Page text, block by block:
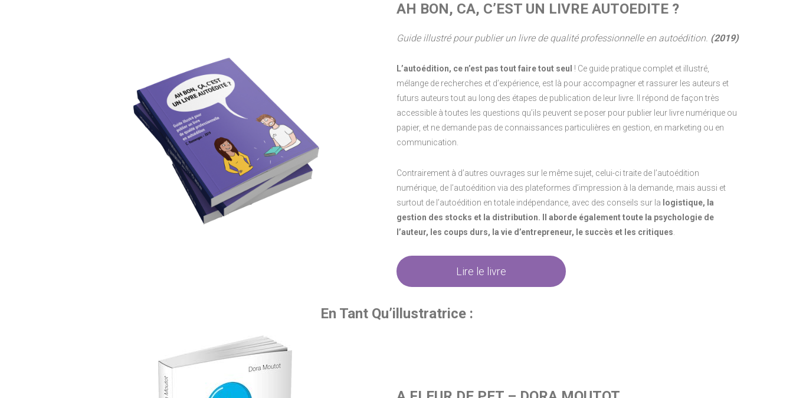
AH BON, CA, C’EST UN LIVRE AUTOEDITE ?
Guide illustré pour publier un livre de qualité professionnelle en autoédition. (2019)
L’autoédition, ce n’est pas tout faire tout seul ! Ce guide pratique complet et illustré,
mélange de recherches et d’expérience, est là pour accompagner et rassurer les auteurs et
futurs auteurs tout au long des étapes de publication de leur livre. Il répond de façon très
accessible à toutes les questions qu’ils peuvent se poser pour publier leur livre numérique ou
papier, et ne demande pas de connaissances particulières en gestion, en marketing ou en
communication.
Contrairement à d’autres ouvrages sur le même sujet, celui-ci traite de l’autoédition
numérique, de l’autoédition via des plateformes d’impression à la demande, mais aussi et
surtout de l’autoédition en totale indépendance, avec des conseils sur la logistique, la
gestion des stocks et la distribution. Il aborde également toute la psychologie de
l’auteur, les coups durs, la vie d’entrepreneur, le succès et les critiques.
Lire le livre
En Tant Qu’illustratrice :